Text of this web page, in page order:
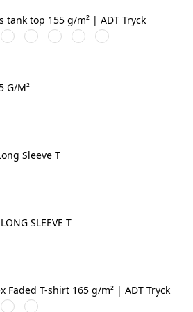
Navy
Blue
Mineral
Grey
Jade
Green
Petal
Rose
Pearl
Rose
G/M²
SLEEVE T
WashedWashed